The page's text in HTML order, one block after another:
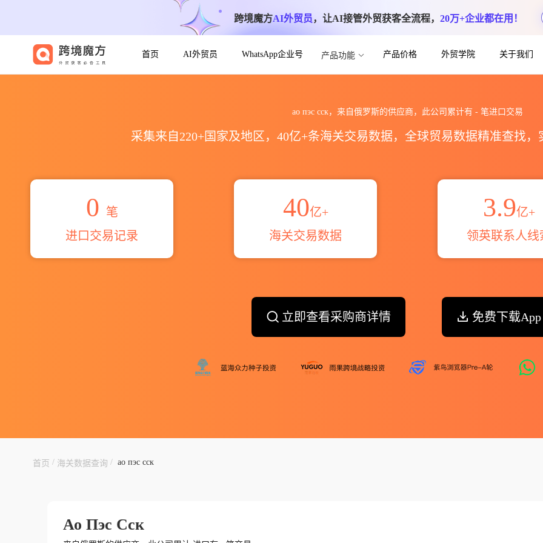
跨境魔方AI外贸员，让AI接管外贸获客全流程， 20万+企业都在用！
首页 AI外贸员 WhatsApp企业号 产品功能 产品价格 外贸学院 关于我们
ао пэс сск，来自俄罗斯的供应商，此公司累计有 -笔进口交易
采集来自220+国家及地区，40亿+条海关交易数据，全球贸易数据精准查找
0 笔
进口交易记录
40亿+
海关交易数据
3.9亿+
领英联系人线
立即查看采购商详情 免费下载App
首页 / 海关数据查询 / ао пэс сск
Ао Пэс Сск